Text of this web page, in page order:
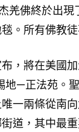
羌佛終於出
。所有佛教
，將在美國
—正法苑。
一兩條從南
道，其中最